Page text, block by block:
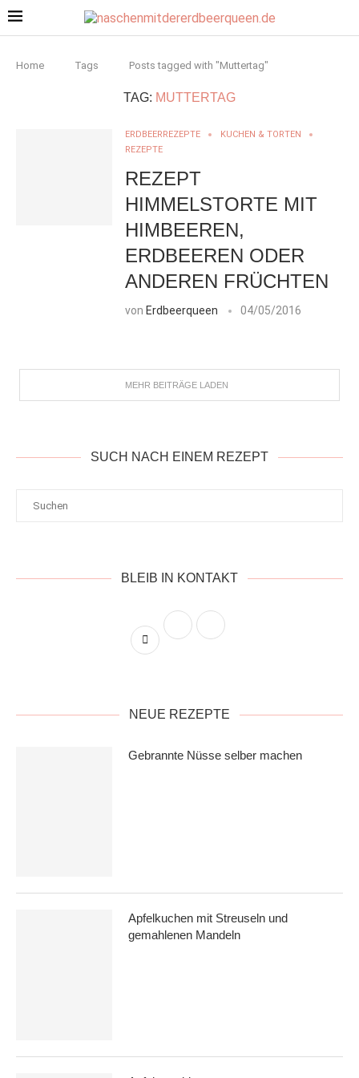
Home Tags Posts tagged with "Muttertag"
TAG: MUTTERTAG
ERDBEERREZEPTE
KUCHEN & TORTEN
REZEPTE
REZEPT
HIMMELSTORTE MIT
HIMBEEREN,
ERDBEEREN ODER
ANDEREN FRÜCHTEN
von Erdbeerqueen 04/05/2016
MEHR BEITRÄGE LADEN
SUCH NACH EINEM REZEPT
BLEIB IN KONTAKT
NEUE REZEPTE
Gebrannte Nüsse selber machen
Apfelkuchen mit Streuseln und
gemahlenen Mandeln